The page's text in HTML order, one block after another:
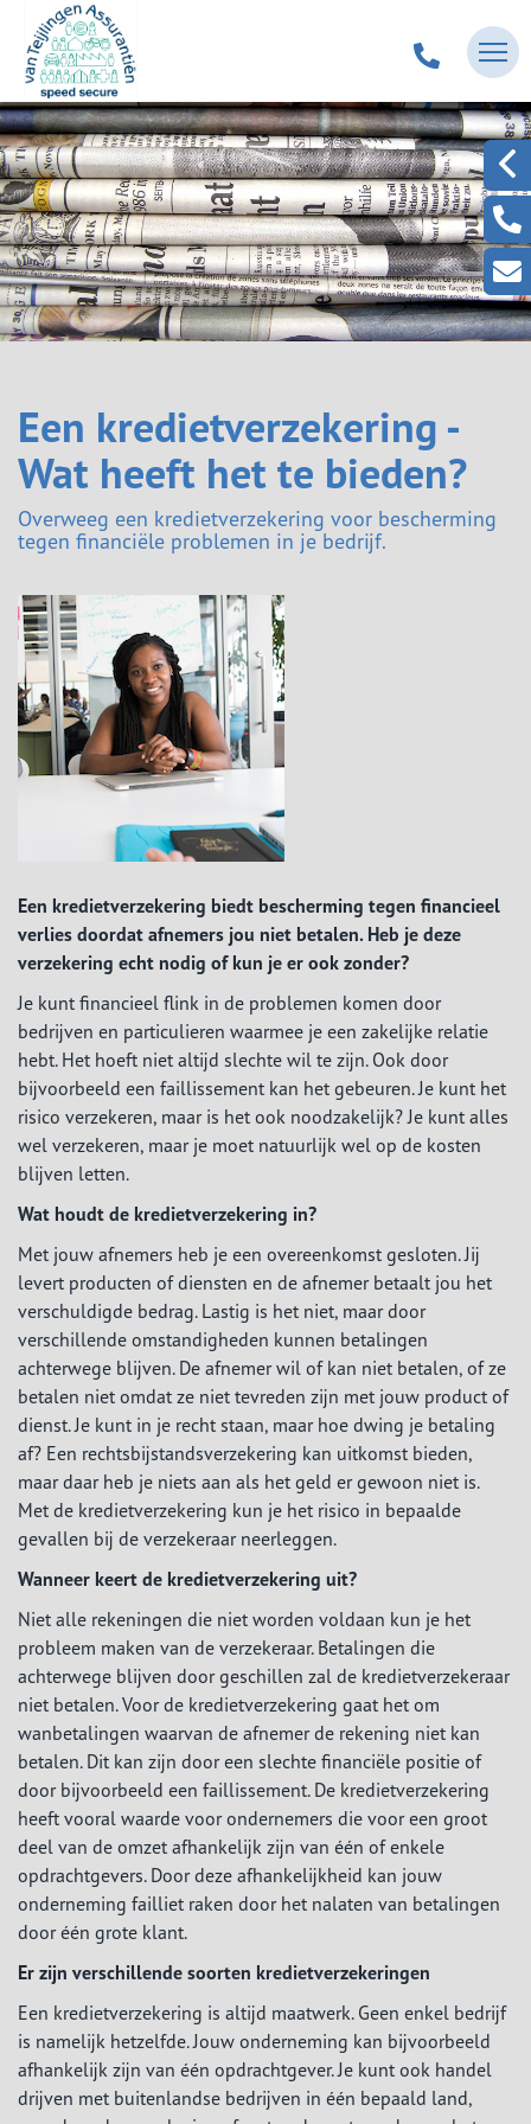
Een kredietverzekering -
Wat heeft het te bieden?
Overweeg een kredietverzekering voor bescherming
tegen financiële problemen in je bedrijf.
Een kredietverzekering biedt bescherming tegen financieel
verlies doordat afnemers jou niet betalen. Heb je deze
verzekering echt nodig of kun je er ook zonder?
Je kunt financieel flink in de problemen komen door
bedrijven en particulieren waarmee je een zakelijke relatie
hebt. Het hoeft niet altijd slechte wil te zijn. Ook door
bijvoorbeeld een faillissement kan het gebeuren. Je kunt het
risico verzekeren, maar is het ook noodzakelijk? Je kunt alles
wel verzekeren, maar je moet natuurlijk wel op de kosten
blijven letten.
Wat houdt de kredietverzekering in?
Met jouw afnemers heb je een overeenkomst gesloten. Jij
levert producten of diensten en de afnemer betaalt jou het
verschuldigde bedrag. Lastig is het niet, maar door
verschillende omstandigheden kunnen betalingen
achterwege blijven. De afnemer wil of kan niet betalen, of ze
betalen niet omdat ze niet tevreden zijn met jouw product of
dienst. Je kunt in je recht staan, maar hoe dwing je betaling
af? Een rechtsbijstandsverzekering kan uitkomst bieden,
maar daar heb je niets aan als het geld er gewoon niet is.
Met de kredietverzekering kun je het risico in bepaalde
gevallen bij de verzekeraar neerleggen.
Wanneer keert de kredietverzekering uit?
Niet alle rekeningen die niet worden voldaan kun je het
probleem maken van de verzekeraar. Betalingen die
achterwege blijven door geschillen zal de kredietverzekeraar
niet betalen. Voor de kredietverzekering gaat het om
wanbetalingen waarvan de afnemer de rekening niet kan
betalen. Dit kan zijn door een slechte financiële positie of
door bijvoorbeeld een faillissement. De kredietverzekering
heeft vooral waarde voor ondernemers die voor een groot
deel van de omzet afhankelijk zijn van één of enkele
opdrachtgevers. Door deze afhankelijkheid kan jouw
onderneming failliet raken door het nalaten van betalingen
door één grote klant.
Er zijn verschillende soorten kredietverzekeringen
Een kredietverzekering is altijd maatwerk. Geen enkel bedrijf
is namelijk hetzelfde. Jouw onderneming kan bijvoorbeeld
afhankelijk zijn van één opdrachtgever. Je kunt ook handel
drijven met buitenlandse bedrijven in één bepaald land,